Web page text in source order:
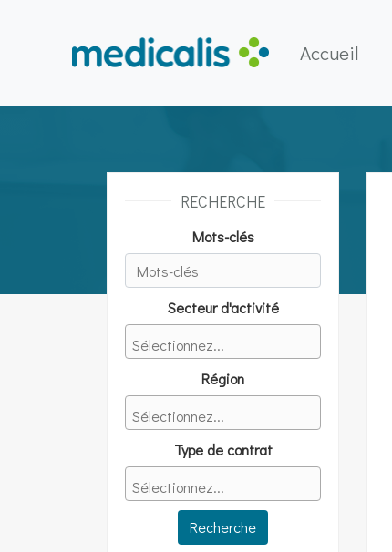
Main Navigation Accueil
RECHERCHE
Mots-clés
Secteur d'activité
Région
Type de contrat